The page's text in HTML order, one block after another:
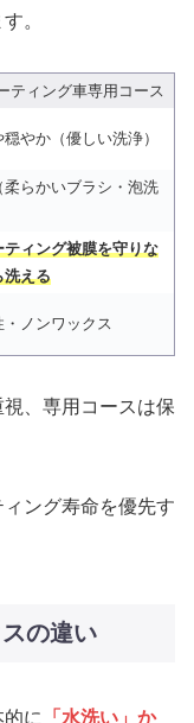
。
ティング車専用コース
穏やか（優しい洗浄）
柔らかいブラシ・泡洗
ティング被膜を守りな
洗える
・ノンワックス
、専用コースは保
ング寿命を優先す
の違い
に
「水洗い」か